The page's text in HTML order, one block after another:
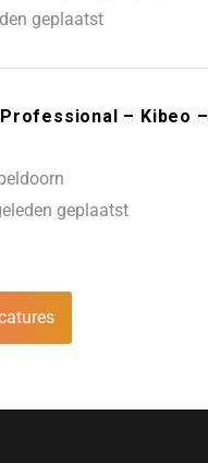
geplaatst
– Kibeo –
geplaatst